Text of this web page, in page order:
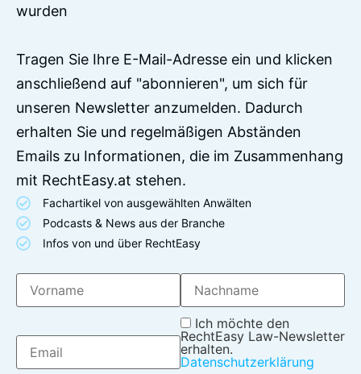
wurden
Tragen Sie Ihre E-Mail-Adresse ein und klicken
anschließend auf "abonnieren", um sich für
unseren Newsletter anzumelden. Dadurch
erhalten Sie und regelmäßigen Abständen
Emails zu Informationen, die im Zusammenhang
mit RechtEasy.at stehen.
Fachartikel von ausgewählten Anwälten
Podcasts & News aus der Branche
Infos von und über RechtEasy
Ich möchte den
RechtEasy Law-Newsletter
erhalten.
Datenschutzerklärung